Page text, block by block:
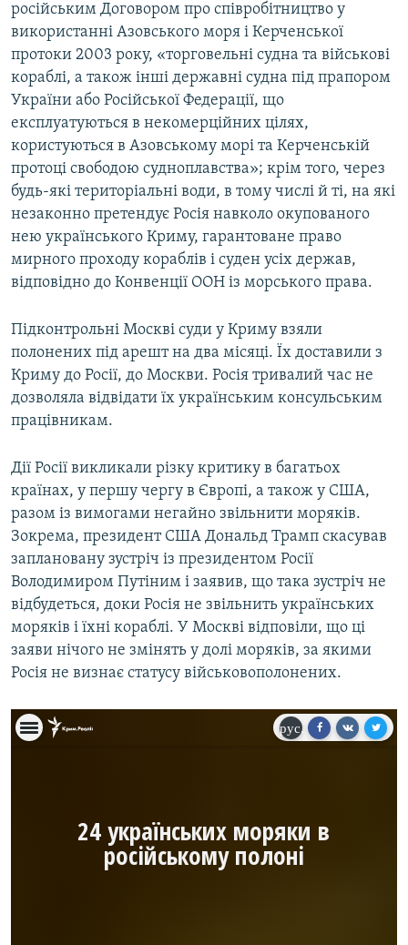
російським Договором про співробітництво у
використанні Азовського моря і Керченської
протоки 2003 року, «торговельні судна та військові
кораблі, а також інші державні судна під прапором
України або Російської Федерації, що
експлуатуються в некомерційних цілях,
користуються в Азовському морі та Керченській
протоці свободою судноплавства»; крім того, через
будь-які територіальні води, в тому числі й ті, на які
незаконно претендує Росія навколо окупованого
нею українського Криму, гарантоване право
мирного проходу кораблів і суден усіх держав,
відповідно до Конвенції ООН із морського права.
Підконтрольні Москві суди у Криму взяли
полонених під арешт на два місяці. Їх доставили з
Криму до Росії, до Москви. Росія тривалий час не
дозволяла відвідати їх українським консульським
працівникам.
Дії Росії викликали різку критику в багатьох
країнах, у першу чергу в Європі, а також у США,
разом із вимогами негайно звільнити моряків.
Зокрема, президент США Дональд Трамп скасував
заплановану зустріч із президентом Росії
Володимиром Путіним і заявив, що така зустріч не
відбудеться, доки Росія не звільнить українських
моряків і їхні кораблі. У Москві відповіли, що ці
заяви нічого не змінять у долі моряків, за якими
Росія не визнає статусу військовополонених.